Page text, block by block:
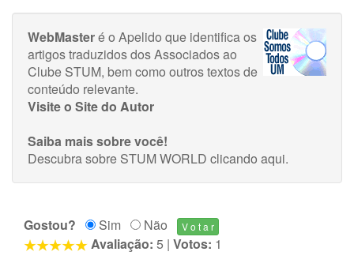
WebMasteré o Apelido que identifica os
artigos traduzidos dos Associados ao
Clube STUM, bem como outros textos de
conteúdo relevante.
Visite o Site do Autor
Saiba mais sobre você!
Descubra sobre STUM WORLD clicando aqui.
Gostou? Sim
Não
Avaliação: 5 | Votos: 1